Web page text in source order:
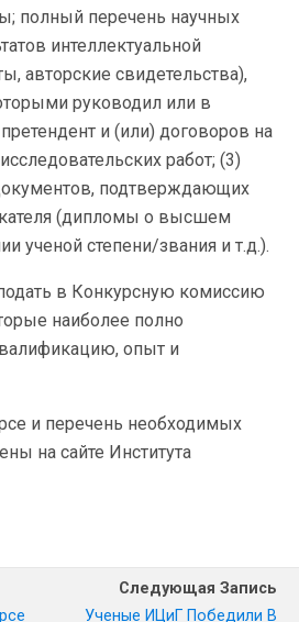
полный перечень научных
интеллектуальной
авторские свидетельства),
руководил или в
и (или) договоров на
работ; (3)
подтверждающих
(дипломы о высшем
ученой степени/звания и т.д.).
в Конкурсную комиссию
наиболее полно
опыт и
и перечень необходимых
на сайте Института
Следующая Запись
Ученые ИЦиГ Победили В